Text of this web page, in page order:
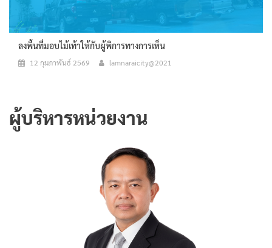
ลงพื้นที่มอบไม้เท้าให้กับผู้พิการทางการเห็น
12 กุมภาพันธ์ 2569 lamnaraicity@2021
ผู้บริหารหน่วยงาน